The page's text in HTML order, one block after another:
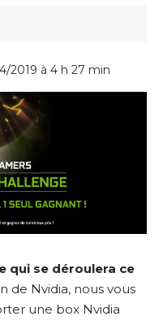
2019 à 4 h 27 min
qui se déroulera ce
de Nvidia, nous vous
une box Nvidia